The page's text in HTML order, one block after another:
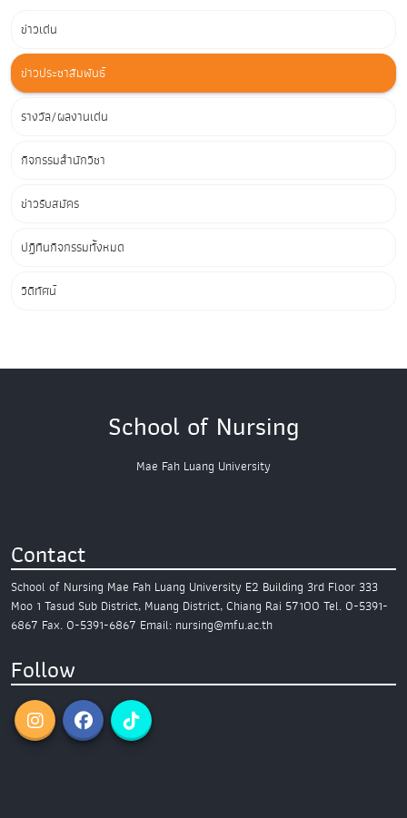
ข่าวเด่น
ข่าวประชาสัมพันธ์
รางวัล/ผลงานเด่น
กิจกรรมสำนักวิชา
ข่าวรับสมัคร
ปฏิทินกิจกรรมทั้งหมด
วิดีทัศน์
School of Nursing
Mae Fah Luang University
Contact
School of Nursing Mae Fah Luang University E2 Building 3rd Floor 333
Moo 1 Tasud Sub District, Muang District, Chiang Rai 57100 Tel. 0-5391-
6867 Fax. 0-5391-6867 Email: nursing@mfu.ac.th
Follow